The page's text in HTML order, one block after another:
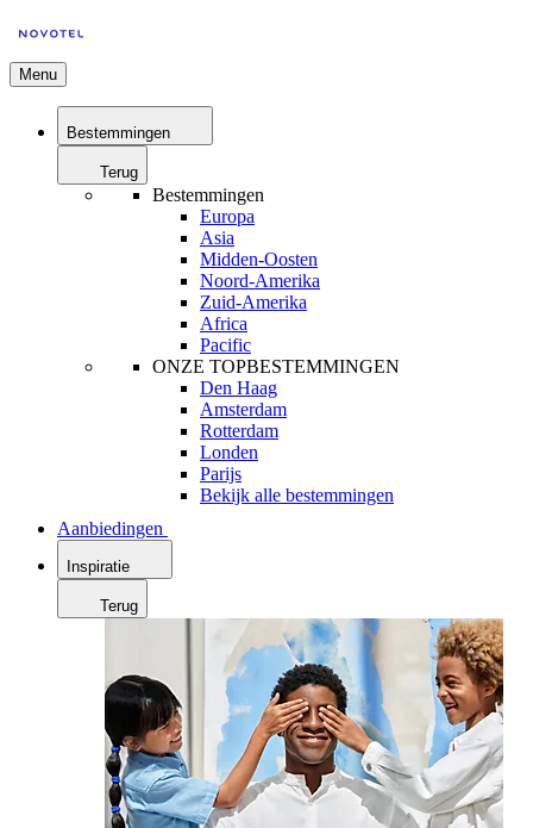
Menu
Bestemmingen
Terug
Bestemmingen
Europa
Asia
Midden-Oosten
Noord-Amerika
Zuid-Amerika
Africa
Pacific
ONZE TOPBESTEMMINGEN
Den Haag
Amsterdam
Rotterdam
Londen
Parijs
Bekijk alle bestemmingen
Aanbiedingen
Inspiratie
Terug